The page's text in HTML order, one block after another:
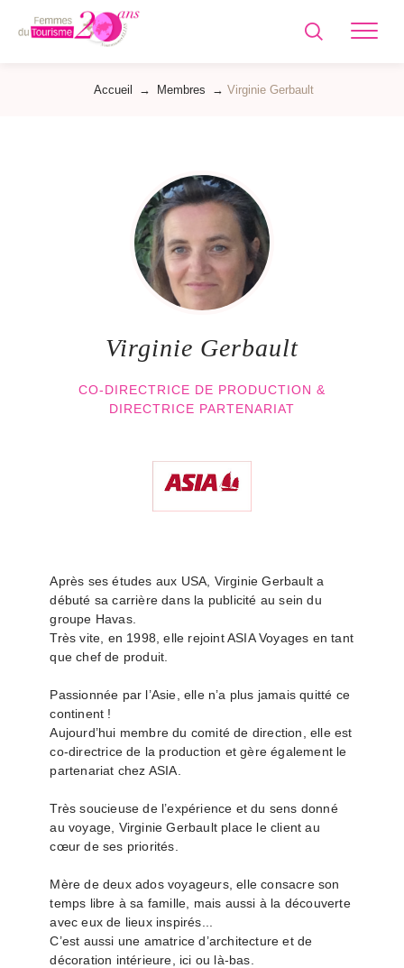
Accueil → Membres → Virginie Gerbault
Virginie Gerbault
CO-DIRECTRICE DE PRODUCTION &
DIRECTRICE PARTENARIAT
Après ses études aux USA, Virginie Gerbault a
débuté sa carrière dans la publicité au sein du
groupe Havas.
Très vite, en 1998, elle rejoint ASIA Voyages en tant
que chef de produit.
Passionnée par l’Asie, elle n’a plus jamais quitté ce
continent !
Aujourd’hui membre du comité de direction, elle est
co-directrice de la production et gère également le
partenariat chez ASIA.
Très soucieuse de l’expérience et du sens donné
au voyage, Virginie Gerbault place le client au
cœur de ses priorités.
Mère de deux ados voyageurs, elle consacre son
temps libre à sa famille, mais aussi à la découverte
avec eux de lieux inspirés...
C’est aussi une amatrice d’architecture et de
décoration intérieure, ici ou là-bas.